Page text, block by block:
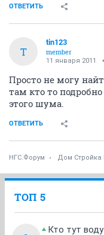
ОТВЕТИТЬ
T
tin123
member
11 января 2011
Просто не могу
там кто то
этого шума.
ОТВЕТИТЬ
НГС.Форум Дом Стройка
ТОП 5
Кто тут